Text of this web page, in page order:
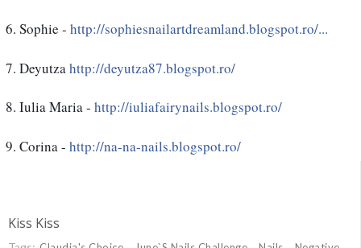
Sophie - http://sophiesnailartdreamland.blogspot.ro/...
Deyutza http://deyutza87.blogspot.ro/
Iulia Maria - http://iuliafairynails.blogspot.ro/
Corina - http://na-na-nails.blogspot.ro/
Kiss Kiss